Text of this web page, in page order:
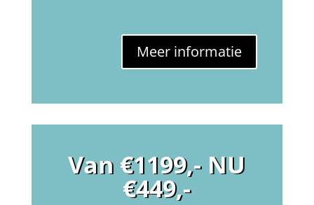
Meer informatie
Van €1199,- NU
€449,-